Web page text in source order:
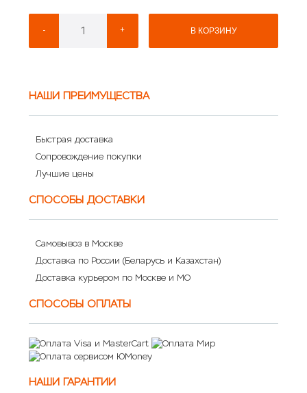
- + В КОРЗИНУ
НАШИ ПРЕИМУЩЕСТВА
Быстрая доставка
Сопровождение покупки
Лучшие цены
СПОСОБЫ ДОСТАВКИ
Самовывоз в Москве
Доставка по России (Беларусь и Казахстан)
Доставка курьером по Москве и МО
СПОСОБЫ ОПЛАТЫ
НАШИ ГАРАНТИИ